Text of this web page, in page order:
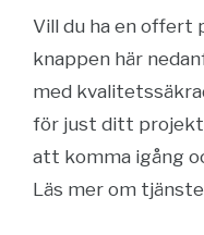
Vill du ha en offert
knappen här
med
för just ditt
att komma igång
Läs mer om